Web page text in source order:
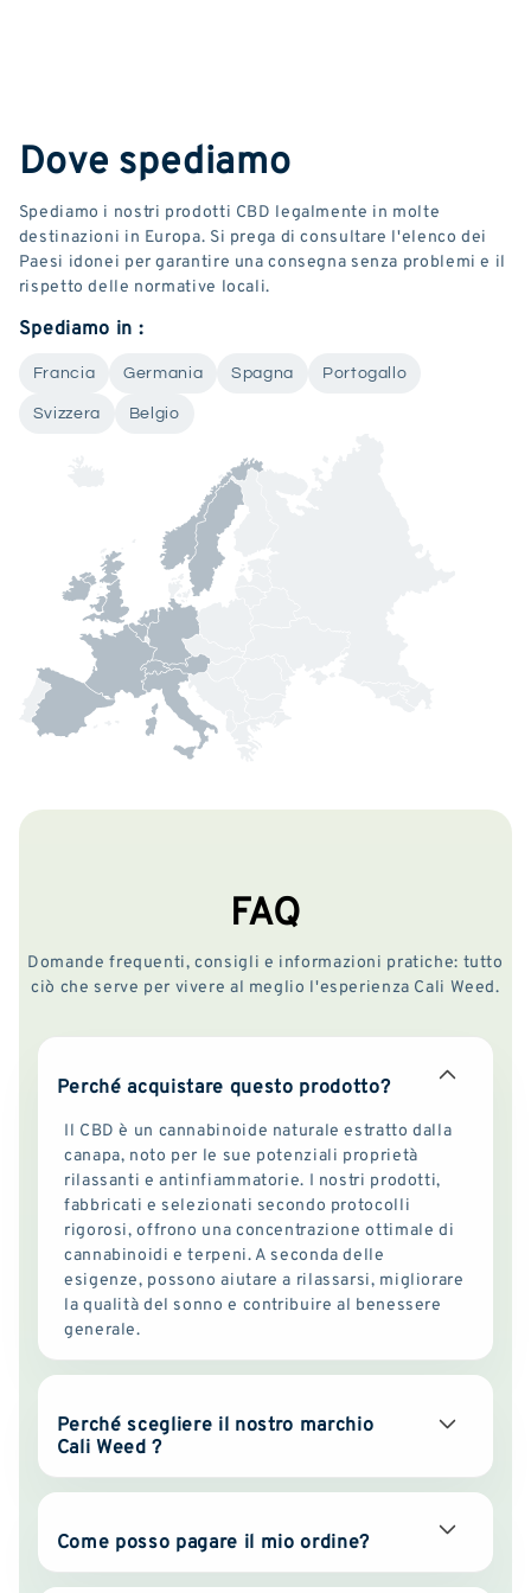
Dove spediamo
Spediamo i nostri prodotti CBD legalmente in molte
destinazioni in Europa. Si prega di consultare l'elenco dei
Paesi idonei per garantire una consegna senza problemi e il
rispetto delle normative locali.
Spediamo in :
Francia Germania Spagna Portogallo
Svizzera Belgio
FAQ
Domande frequenti, consigli e informazioni pratiche: tutto
ciò che serve per vivere al meglio l'esperienza Cali Weed.
Perché acquistare questo prodotto?
Il CBD è un cannabinoide naturale estratto dalla
canapa, noto per le sue potenziali proprietà
rilassanti e antinfiammatorie. I nostri prodotti,
fabbricati e selezionati secondo protocolli
rigorosi, offrono una concentrazione ottimale di
cannabinoidi e terpeni. A seconda delle
esigenze, possono aiutare a rilassarsi, migliorare
la qualità del sonno e contribuire al benessere
generale.
Perché scegliere il nostro marchio
Cali Weed ?
Come posso pagare il mio ordine?